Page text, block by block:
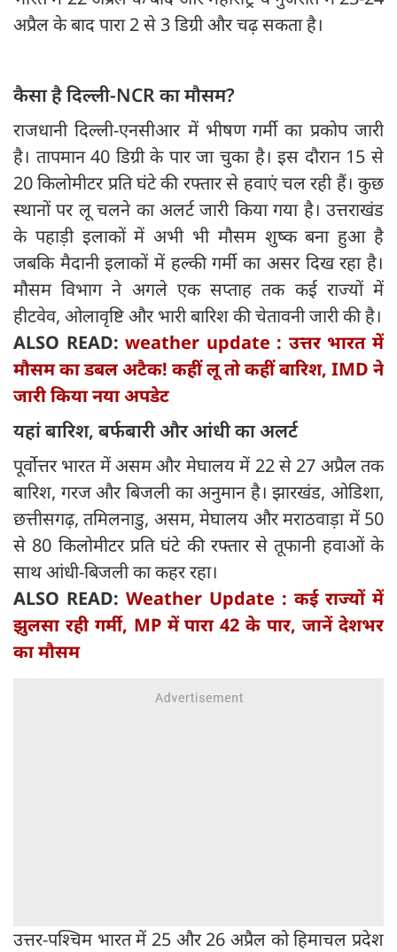
अप्रैल के बाद पारा 2 से 3 डिग्री और चढ़ सकता है।
कैसा है दिल्‍ली-NCR का मौसम?
राजधानी दिल्ली-एनसीआर में भीषण गर्मी का प्रकोप जारी
है। तापमान 40 डिग्री के पार जा चुका है। इस दौरान 15 से
20 किलोमीटर प्रति घंटे की रफ्तार से हवाएं चल रही हैं। कुछ
स्थानों पर लू चलने का अलर्ट जारी किया गया है। उत्तराखंड
के पहाड़ी इलाकों में अभी भी मौसम शुष्क बना हुआ है
जबकि मैदानी इलाकों में हल्की गर्मी का असर दिख रहा है।
मौसम विभाग ने अगले एक सप्ताह तक कई राज्यों में
हीटवेव, ओलावृष्टि और भारी बारिश की चेतावनी जारी की है।
ALSO READ:weather update : उत्तर भारत में
मौसम का डबल अटैक! कहीं लू तो कहीं बारिश, IMD ने
जारी किया नया अपडेट
यहां बारिश, बर्फबारी और आंधी का अलर्ट
पूर्वोत्तर भारत में असम और मेघालय में 22 से 27 अप्रैल तक
बारिश, गरज और बिजली का अनुमान है। झारखंड, ओडिशा,
छत्तीसगढ़, तमिलनाडु, असम, मेघालय और मराठवाड़ा में 50
से 80 किलोमीटर प्रति घंटे की रफ्तार से तूफानी हवाओं के
साथ आंधी-बिजली का कहर रहा।
ALSO READ: Weather Update : कई राज्‍यों में
झुलसा रही गर्मी, MP में पारा 42 के पार, जानें देशभर
का मौसम
उत्तर-पश्चिम भारत में 25 और 26 अप्रैल को हिमाचल प्रदेश